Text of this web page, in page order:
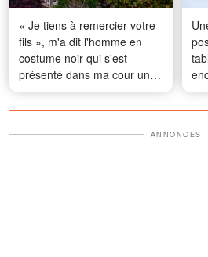
« Je tiens à remercier votre
fils », m'a dit l'homme en
costume noir qui s'est
présenté dans ma cour un
matin
ANNONCES